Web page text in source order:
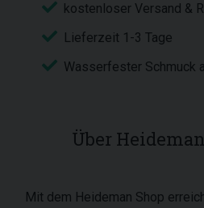
kostenloser Versand &
Lieferzeit 1-3 Tage
Wasserfester Schmuck
Über
Mit dem Heideman Shop